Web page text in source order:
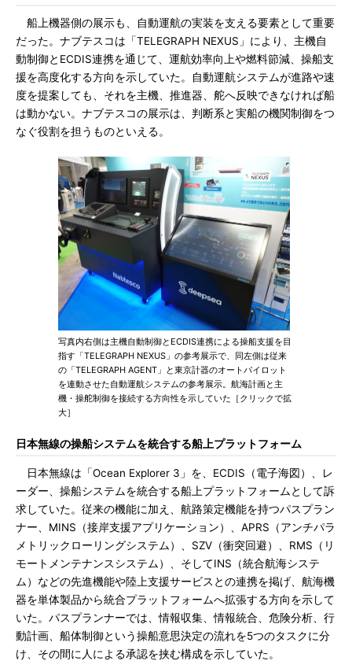
船上機器側の展示も、自動運航の実装を支える要素として重要
だった。ナブテスコは「TELEGRAPH NEXUS」により、主機自
動制御とECDIS連携を通じて、運航効率向上や燃料節減、操船支
援を高度化する方向を示していた。自動運航システムが進路や速
度を提案しても、それを主機、推進器、舵へ反映できなければ船
は動かない。ナブテスコの展示は、判断系と実船の機関制御をつ
なぐ役割を担うものといえる。
写真内右側は主機自動制御とECDIS連携による操船支援を目
指す「TELEGRAPH NEXUS」の参考展示で、同左側は従来
の「TELEGRAPH AGENT」と東京計器のオートパイロット
を連動させた自動運航システムの参考展示。航海計画と主
機・操舵制御を接続する方向性を示していた［クリックで拡
大］
日本無線の操船システムを統合する船上プラットフォーム
日本無線は「Ocean Explorer 3」を、ECDIS（電子海図）、レ
ーダー、操船システムを統合する船上プラットフォームとして訴
求していた。従来の機能に加え、航路策定機能を持つパスプラン
ナー、MINS（接岸支援アプリケーション）、APRS（アンチパラ
メトリックローリングシステム）、SZV（衝突回避）、RMS（リ
モートメンテナンスシステム）、そしてINS（統合航海システ
ム）などの先進機能や陸上支援サービスとの連携を掲げ、航海機
器を単体製品から統合プラットフォームへ拡張する方向を示して
いた。パスプランナーでは、情報収集、情報統合、危険分析、行
動計画、船体制御という操船意思決定の流れを5つのタスクに分
け、その間に人による承認を挟む構成を示していた。